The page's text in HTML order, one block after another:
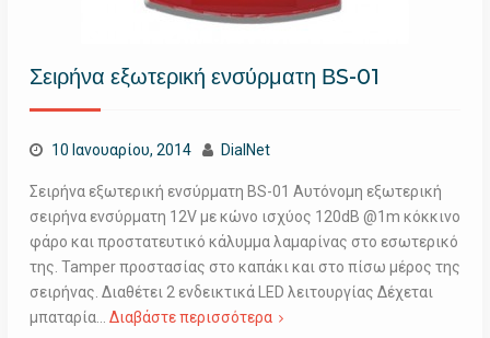
Σειρήνα εξωτερική ενσύρματη ΒS-01
10 Ιανουαρίου, 2014 DialNet
Σειρήνα εξωτερική ενσύρματη ΒS-01 Αυτόνομη εξωτερική
σειρήνα ενσύρματη 12V με κώνο ισχύος 120dB @1m κόκκινο
φάρο και προστατευτικό κάλυμμα λαμαρίνας στο εσωτερικό
της. Tamper προστασίας στο καπάκι και στο πίσω μέρος της
σειρήνας. Διαθέτει 2 ενδεικτικά LED λειτουργίας Δέχεται
μπαταρία… Διαβάστε περισσότερα